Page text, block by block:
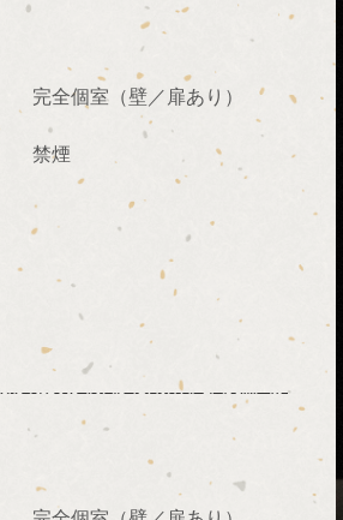
完全個室（壁／扉あり）
禁煙